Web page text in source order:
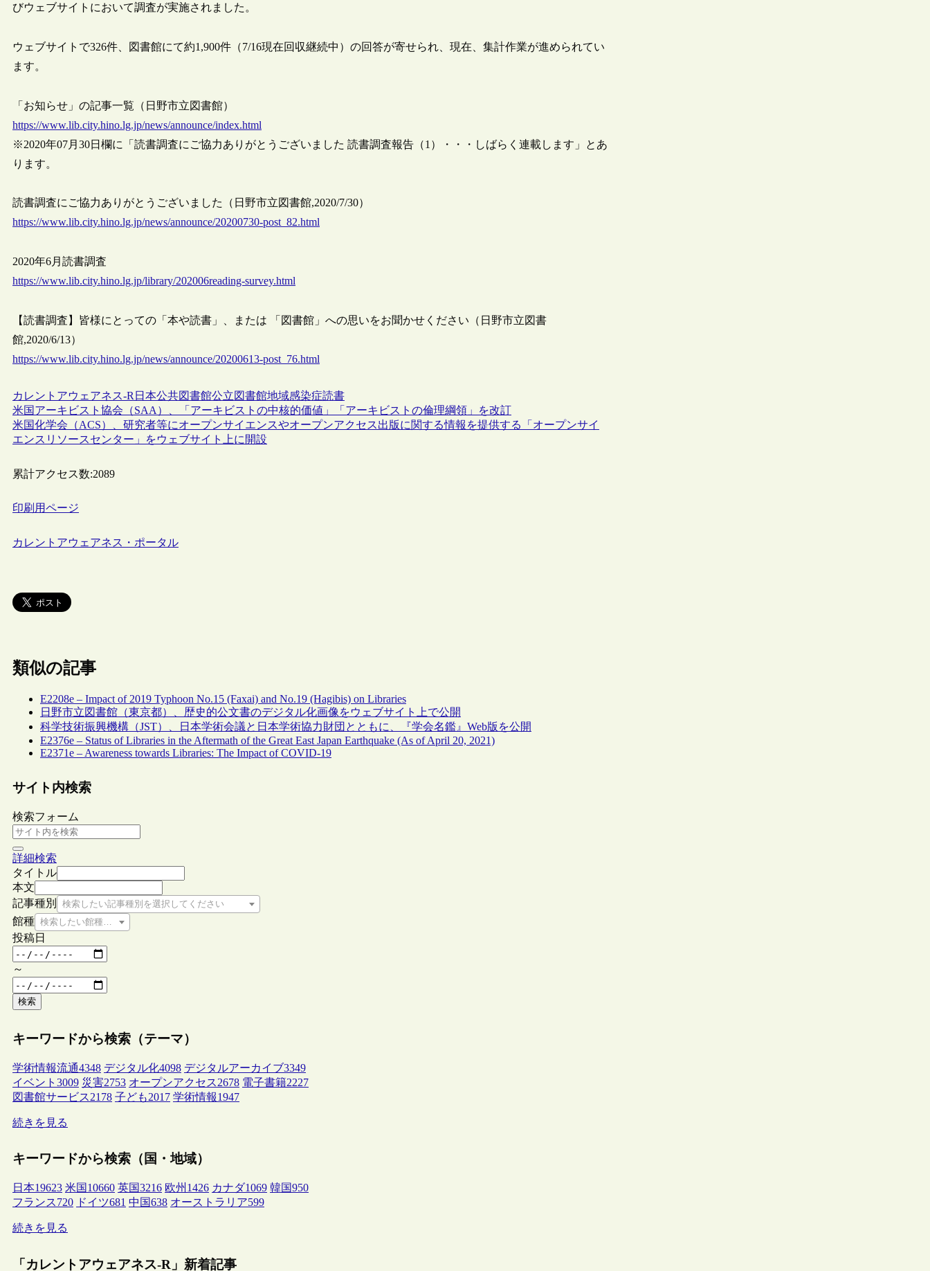
びウェブサイトにおいて調査が実施されました。
ウェブサイトで326件、図書館にて約1,900件（7/16現在回収継続中）の回答が寄せられ、現在、集計作業が進められてい
ます。
「お知らせ」の記事一覧（日野市立図書館）
https://www.lib.city.hino.lg.jp/news/announce/index.html
※2020年07月30日欄に「読書調査にご協力ありがとうございました 読書調査報告（1）・・・しばらく連載します」とあ
ります。
読書調査にご協力ありがとうございました（日野市立図書館,2020/7/30）
https://www.lib.city.hino.lg.jp/news/announce/20200730-post_82.html
2020年6月読書調査
https://www.lib.city.hino.lg.jp/library/202006reading-survey.html
【読書調査】皆様にとっての「本や読書」、または 「図書館」への思いをお聞かせください（日野市立図書
館,2020/6/13）
https://www.lib.city.hino.lg.jp/news/announce/20200613-post_76.html
カレントアウェアネス-R 日本公共図書館公立図書館地域感染症読書
米国アーキビスト協会（SAA）、「アーキビストの中核的価値」「アーキビストの倫理綱領」を改訂
米国化学会（ACS）、研究者等にオープンサイエンスやオープンアクセス出版に関する情報を提供する「オープンサイ
エンスリソースセンター」をウェブサイト上に開設
累計アクセス数:2089
印刷用ページ
カレントアウェアネス・ポータル
類似の記事
E2208e – Impact of 2019 Typhoon No.15 (Faxai) and No.19 (Hagibis) on Libraries
日野市立図書館（東京都）、歴史的公文書のデジタル化画像をウェブサイト上で公開
科学技術振興機構（JST）、日本学術会議と日本学術協力財団とともに、『学会名鑑』Web版を公開
E2376e – Status of Libraries in the Aftermath of the Great East Japan Earthquake (As of April 20, 2021)
E2371e – Awareness towards Libraries: The Impact of COVID-19
サイト内検索
検索フォーム
詳細検索
タイトル
本文
記事種別
検索したい記事種別を選択してください
館種 検索したい館種を選択してください
投稿日
～
検索
キーワードから検索（テーマ）
学術情報流通4348 デジタル化4098 デジタルアーカイブ3349
イベント 3009 災害2753 オープンアクセス2678 電子書籍2227
図書館サービス2178 子ども2017 学術情報1947
続きを見る
キーワードから検索（国・地域）
日本19623 米国 10660 英国3216 欧州 1426 カナダ1069 韓国950
フランス720 ドイツ681 中国638 オーストラリア599
続きを見る
「カレントアウェアネス-R」新着記事